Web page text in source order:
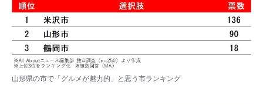
山形県の市で「グルメが魅力的」と思う市ランキング